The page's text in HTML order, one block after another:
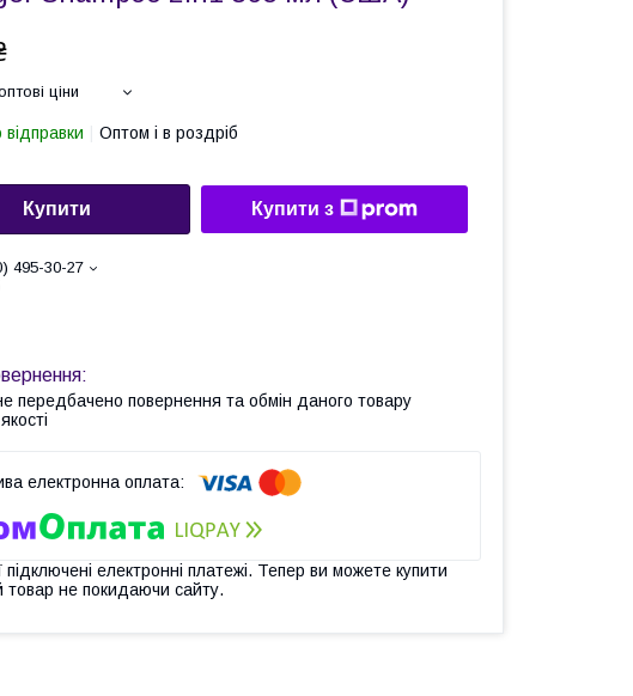
ціни
Оптом і в роздріб
Купити Купити з
495-30-27
передбачено повернення та обмін даного товару
підключені електронні платежі. Тепер ви можете купити
товар не покидаючи сайту.